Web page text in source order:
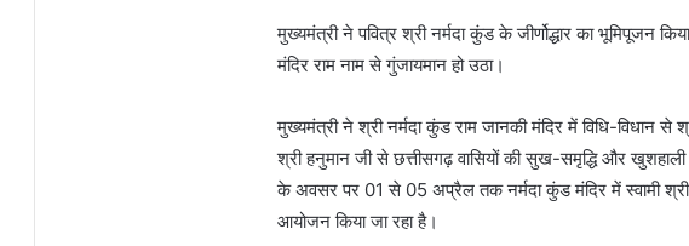
मुख्यमंत्री ने पवित्र श्री नर्मदा कुंड के जीर्णोद्धार का भूमिपूजन
मंदिर राम नाम से गुंजायमान हो उठा।
मुख्यमंत्री ने श्री नर्मदा कुंड राम जानकी मंदिर में विधि-विधान
श्री हनुमान जी से छत्तीसगढ़ वासियों की सुख-समृद्धि और
के अवसर पर 01 से 05 अप्रैल तक नर्मदा कुंड मंदिर में स्वामी श्री
आयोजन किया जा रहा है।